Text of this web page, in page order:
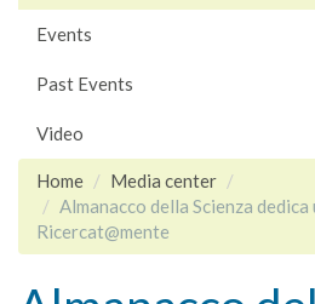
Events
Past Events
Video
Home
Media center
Almanacco della Scienza
Ricercat@mente